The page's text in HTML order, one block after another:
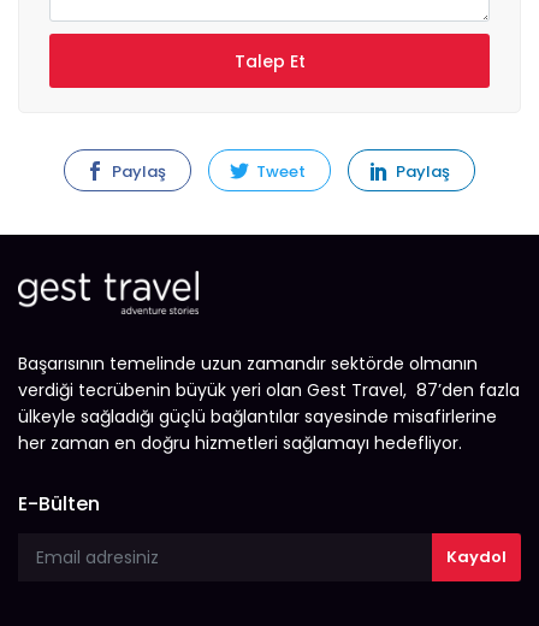
Paylaş Tweet Paylaş
Başarısının temelinde uzun zamandır sektörde olmanın
verdiği tecrübenin büyük yeri olan Gest Travel, 87’den fazla
ülkeyle sağladığı güçlü bağlantılar sayesinde misafirlerine
her zaman en doğru hizmetleri sağlamayı hedefliyor.
E-Bülten